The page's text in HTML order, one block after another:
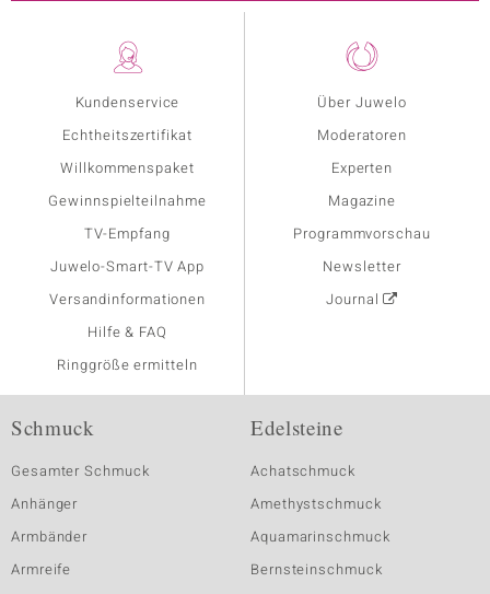
Kundenservice
Echtheitszertifikat
Willkommenspaket
Gewinnspielteilnahme
TV-Empfang
Juwelo-Smart-TV App
Versandinformationen
Hilfe & FAQ
Ringgröße ermitteln
Über Juwelo
Moderatoren
Experten
Magazine
Programmvorschau
Newsletter
Journal
Schmuck
Gesamter Schmuck
Anhänger
Armbänder
Armreife
Edelsteine
Achatschmuck
Amethystschmuck
Aquamarinschmuck
Bernsteinschmuck